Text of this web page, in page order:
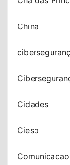
China
Cidades
Ciesp